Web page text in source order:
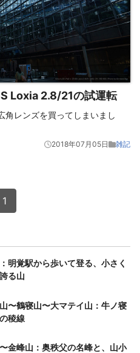
Loxia 2.8/21の試運転
角レンズを買ってしまいまし
2018年07月05日 雑記
1
明覚駅から歩いて登る、小さく
る山
〜鶴寝山〜大マテイ山：牛ノ寝
稜線
金峰山：奥秩父の名峰と、山小